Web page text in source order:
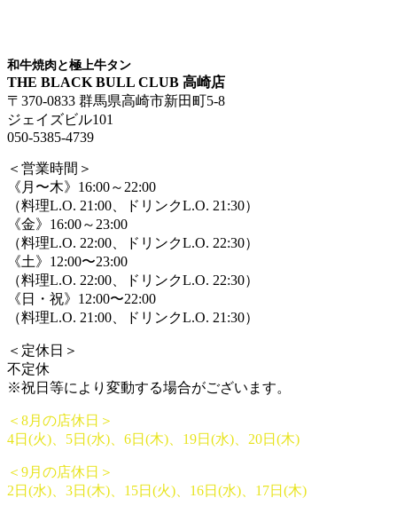
和牛焼肉と極上牛タン
THE BLACK BULL CLUB 高崎店
〒370-0833 群馬県高崎市新田町5-8
ジェイズビル101
050-5385-4739
＜営業時間＞
《月〜木》16:00～22:00
（料理L.O. 21:00、ドリンクL.O. 21:30）
《金》16:00～23:00
（料理L.O. 22:00、ドリンクL.O. 22:30）
《土》12:00〜23:00
（料理L.O. 22:00、ドリンクL.O. 22:30）
《日・祝》12:00〜22:00
（料理L.O. 21:00、ドリンクL.O. 21:30）
＜定休日＞
不定休
※祝日等により変動する場合がございます。
＜8月の店休日＞
4日(火)、5日(水)、6日(木)、19日(水)、20日(木)
＜9月の店休日＞
2日(水)、3日(木)、15日(火)、16日(水)、17日(木)